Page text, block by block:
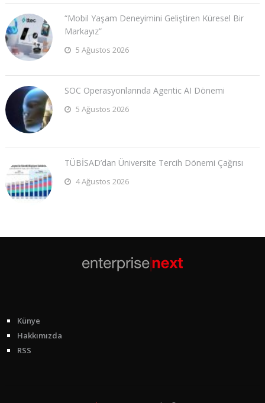
“Mobil Yaşam Deneyimini Geliştiren Küresel Bir
Markayız”
5 Ağustos 2026
SOC Operasyonlarında Agentic AI Dönemi
5 Ağustos 2026
TÜBİSAD’dan Üniversite Tercih Dönemi Çağrısı
4 Ağustos 2026
Künye
Hakkımızda
RSS